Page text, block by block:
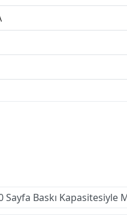
Sayfa Baskı Kapasitesiyle